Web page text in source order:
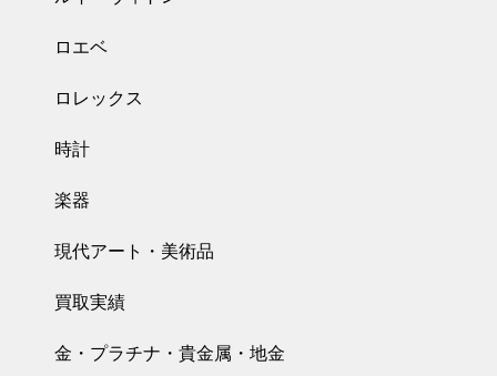
ロエベ
ロレックス
時計
楽器
現代アート・美術品
買取実績
金・プラチナ・貴金属・地金